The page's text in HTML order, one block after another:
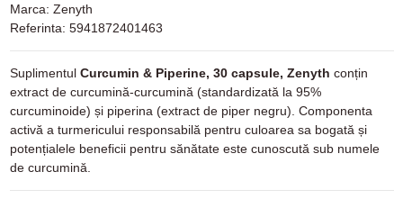
Marca: Zenyth
Referinta: 5941872401463
Suplimentul Curcumin & Piperine, 30 capsule, Zenyth conțin
extract de curcumină-curcumină (standardizată la 95%
curcuminoide) și piperina (extract de piper negru). Componenta
activă a turmericului responsabilă pentru culoarea sa bogată și
potențialele beneficii pentru sănătate este cunoscută sub numele
de curcumină.